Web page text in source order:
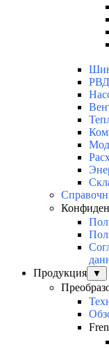
Продукция
▼